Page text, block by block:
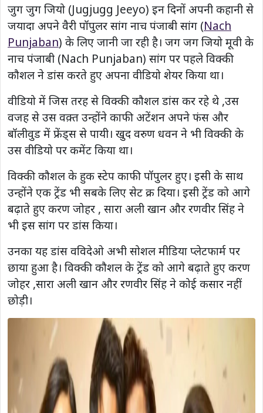
जुग जुग जियो (Jugjugg Jeeyo) इन दिनों अपनी कहानी से
जयादा अपने वैरी पॉपुलर सांग नाच पंजाबी सांग (Nach
Punjaban) के लिए जानी जा रही है। जग जग जियो मूवी के
नाच पंजाबी (Nach Punjaban) सांग पर पहले विक्की
कौशल ने डांस करते हुए अपना वीडियो शेयर किया था।
वीडियो में जिस तरह से विक्की कौशल डांस कर रहे थे ,उस
वजह से उस वक़्त उन्होंने काफी अटेंशन अपने फंस और
बॉलीवुड में फ्रेंड्स से पायी। खुद वरुण धवन ने भी विक्की के
उस वीडियो पर कमेंट किया था।
विक्की कौशल के हुक स्टेप काफी पॉपुलर हुए। इसी के साथ
उन्होंने एक ट्रेंड भी सबके लिए सेट क्र दिया। इसी ट्रेंड को आगे
बढ़ाते हुए करण जोहर , सारा अली खान और रणवीर सिंह ने
भी इस सांग पर डांस किया।
उनका यह डांस वविदेओ अभी सोशल मीडिया प्लेटफार्म पर
छाया हुआ है। विक्की कौशल के ट्रेंड को आगे बढ़ाते हुए करण
जोहर ,सारा अली खान और रणवीर सिंह ने कोई कसार नहीं
छोड़ी।